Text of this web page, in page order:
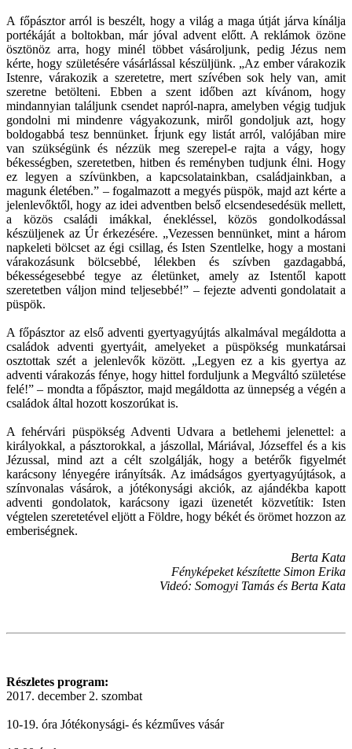
A főpásztor arról is beszélt, hogy a világ a maga útját járva kínálja
portékáját a boltokban, már jóval advent előtt. A reklámok özöne
ösztönöz arra, hogy minél többet vásároljunk, pedig Jézus nem
kérte, hogy születésére vásárlással készüljünk. „Az ember várakozik
Istenre, várakozik a szeretetre, mert szívében sok hely van, amit
szeretne betölteni. Ebben a szent időben azt kívánom, hogy
mindannyian találjunk csendet napról-napra, amelyben végig tudjuk
gondolni mi mindenre vágyakozunk, miről gondoljuk azt, hogy
boldogabbá tesz bennünket. Írjunk egy listát arról, valójában mire
van szükségünk és nézzük meg szerepel-e rajta a vágy, hogy
békességben, szeretetben, hitben és reményben tudjunk élni. Hogy
ez legyen a szívünkben, a kapcsolatainkban, családjainkban, a
magunk életében.” – fogalmazott a megyés püspök, majd azt kérte a
jelenlevőktől, hogy az idei adventben belső elcsendesedésük mellett,
a közös családi imákkal, énekléssel, közös gondolkodással
készüljenek az Úr érkezésére. „Vezessen bennünket, mint a három
napkeleti bölcset az égi csillag, és Isten Szentlelke, hogy a mostani
várakozásunk bölcsebbé, lélekben és szívben gazdagabbá,
békességesebbé tegye az életünket, amely az Istentől kapott
szeretetben váljon mind teljesebbé!” – fejezte adventi gondolatait a
püspök.
A főpásztor az első adventi gyertyagyújtás alkalmával megáldotta a
családok adventi gyertyáit, amelyeket a püspökség munkatársai
osztottak szét a jelenlevők között. „Legyen ez a kis gyertya az
adventi várakozás fénye, hogy hittel forduljunk a Megváltó születése
felé!” – mondta a főpásztor, majd megáldotta az ünnepség a végén a
családok által hozott koszorúkat is.
A fehérvári püspökség Adventi Udvara a betlehemi jelenettel: a
királyokkal, a pásztorokkal, a jászollal, Máriával, Józseffel és a kis
Jézussal, mind azt a célt szolgálják, hogy a betérők figyelmét
karácsony lényegére irányítsák. Az imádságos gyertyagyújtások, a
színvonalas vásárok, a jótékonysági akciók, az ajándékba kapott
adventi gondolatok, karácsony igazi üzenetét közvetítik: Isten
végtelen szeretetével eljött a Földre, hogy békét és örömet hozzon az
emberiségnek.
Berta Kata
Fényképeket készítette Simon Erika
Videó: Somogyi Tamás és Berta Kata
Részletes program:
2017. december 2. szombat
10-19. óra Jótékonysági- és kézműves vásár